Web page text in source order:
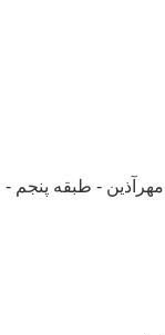
- طبقه پنجم -